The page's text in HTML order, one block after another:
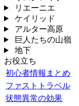
リエーニエ
ケイリッド
アルター高原
巨人たちの山嶺
地下
お役立ち
初心者情報まとめ
ファストトラベル
状態異常の効果